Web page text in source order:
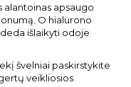
alantoinas apsaugo
O hialurono
išlaikyti odoje
švelniai paskirstykite
veikliosios